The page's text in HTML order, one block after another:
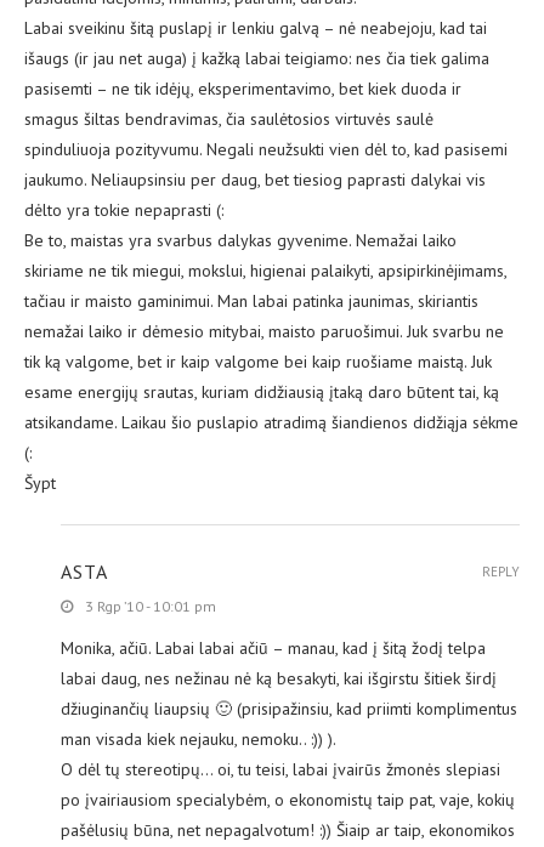
Labai sveikinu šitą puslapį ir lenkiu galvą – nė neabejoju, kad tai
išaugs (ir jau net auga) į kažką labai teigiamo: nes čia tiek galima
pasisemti – ne tik idėjų, eksperimentavimo, bet kiek duoda ir
smagus šiltas bendravimas, čia saulėtosios virtuvės saulė
spinduliuoja pozityvumu. Negali neužsukti vien dėl to, kad pasisemi
jaukumo. Neliaupsinsiu per daug, bet tiesiog paprasti dalykai vis
dėlto yra tokie nepaprasti (:
Be to, maistas yra svarbus dalykas gyvenime. Nemažai laiko
skiriame ne tik miegui, mokslui, higienai palaikyti, apsipirkinėjimams,
tačiau ir maisto gaminimui. Man labai patinka jaunimas, skiriantis
nemažai laiko ir dėmesio mitybai, maisto paruošimui. Juk svarbu ne
tik ką valgome, bet ir kaip valgome bei kaip ruošiame maistą. Juk
esame energijų srautas, kuriam didžiausią įtaką daro būtent tai, ką
atsikandame. Laikau šio puslapio atradimą šiandienos didžiąja sėkme
(:
Šypt
ASTA
3 Rgp ’10 - 10:01 pm
Monika, ačiū. Labai labai ačiū – manau, kad į šitą žodį telpa
labai daug, nes nežinau nė ką besakyti, kai išgirstu šitiek širdį
džiuginančių liaupsių 🙂 (prisipažinsiu, kad priimti komplimentus
man visada kiek nejauku, nemoku.. :)) ).
O dėl tų stereotipų… oi, tu teisi, labai įvairūs žmonės slepiasi
po įvairiausiom specialybėm, o ekonomistų taip pat, vaje, kokių
pašėlusių būna, net nepagalvotum! :)) Šiaip ar taip, ekonomikos
REPLY